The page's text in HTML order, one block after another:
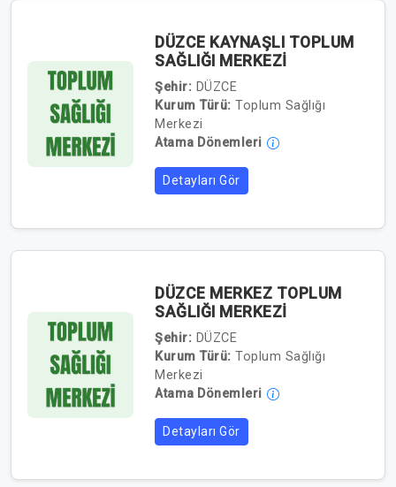
DÜZCE KAYNAŞLI TOPLUM
SAĞLIĞI MERKEZİ
Şehir: DÜZCE
Kurum Türü: Toplum Sağlığı
Merkezi
Atama Dönemleri
Detayları Gör
DÜZCE MERKEZ TOPLUM
SAĞLIĞI MERKEZİ
Şehir: DÜZCE
Kurum Türü: Toplum Sağlığı
Merkezi
Atama Dönemleri
Detayları Gör